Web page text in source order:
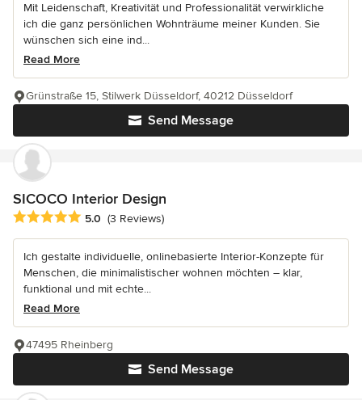
Mit Leidenschaft, Kreativität und Professionalität verwirkliche
ich die ganz persönlichen Wohnträume meiner Kunden. Sie
wünschen sich eine ind...
Read More
Send Message
Grünstraße 15, Stilwerk Düsseldorf, 40212 Düsseldorf
SICOCO Interior Design
Average rating: 5 out of 5 stars
5.0 (3 Reviews)
Ich gestalte individuelle, onlinebasierte Interior-Konzepte für
Menschen, die minimalistischer wohnen möchten – klar,
funktional und mit echte...
Read More
Send Message
47495 Rheinberg